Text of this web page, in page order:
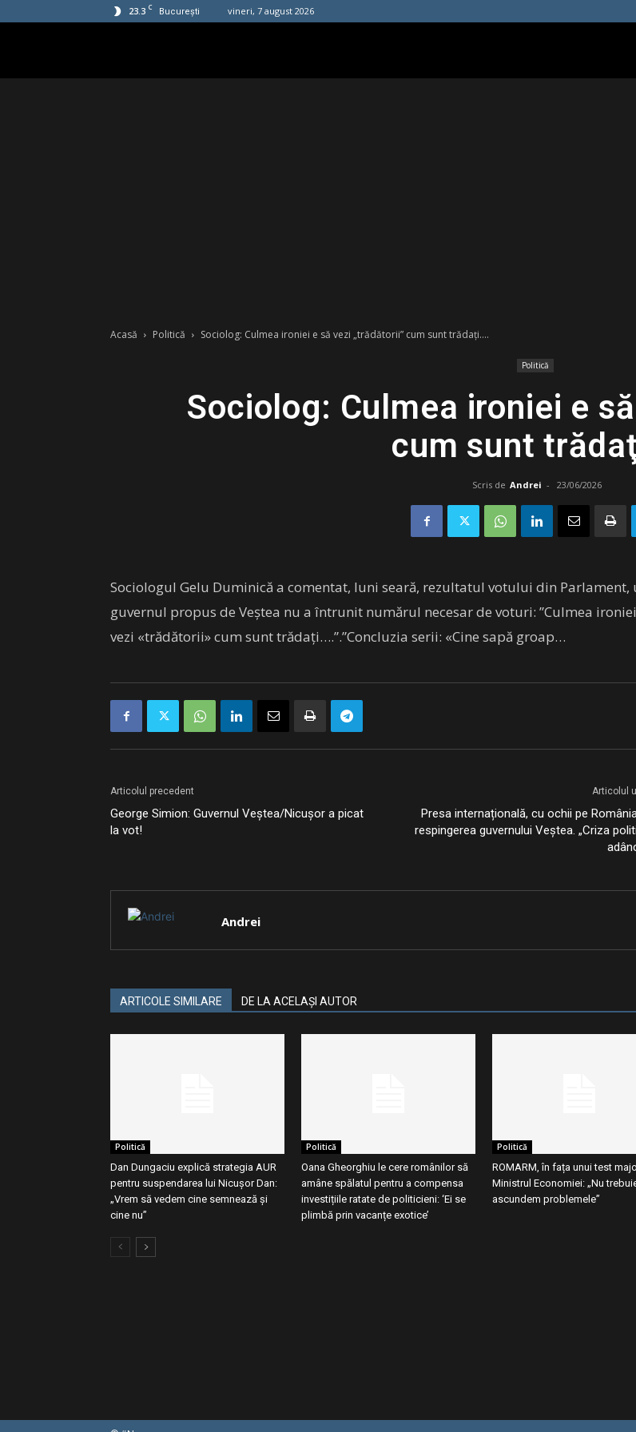
23.3 C București vineri, 7 august 2026
Acasă Politică Sociolog: Culmea ironiei e să vezi „trădătorii” cum sunt trădaţi….
Politică
Sociolog: Culmea ironiei e
cum sunt
Scris de Andrei - 23/06/2026
Sociologul Gelu Duminică a comentat, luni seară, rezultatul votului din Parlament,
guvernul propus de Veştea nu a întrunit numărul necesar de voturi: ”Culmea
vezi «trădătorii» cum sunt trădaţi….”.”Concluzia serii: «Cine sapă groap…
Articolul precedent
George Simion: Guvernul Veștea/Nicușor a picat
la vot!
Articolul
Presa internațională, cu ochii pe
respingerea guvernului Veștea. „Criza
Andrei
ARTICOLE SIMILARE DE LA ACELAȘI AUTOR
Politică
Dan Dungaciu explică strategia AUR
pentru suspendarea lui Nicușor Dan:
„Vrem să vedem cine semnează și
cine nu”
Politică
Oana Gheorghiu le cere românilor să
amâne spălatul pentru a compensa
investițiile ratate de politicieni: ‘Ei se
plimbă prin vacanțe exotice’
Politică
ROMARM, în fața unui test
Ministrul Economiei: „Nu
ascundem problemele”